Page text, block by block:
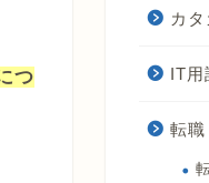
つ
カ
IT用
転職